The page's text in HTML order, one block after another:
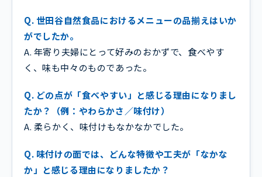
Q. 世田谷自然食品におけるメニューの品揃えはいか
がでしたか。
A. 年寄り夫婦にとって好みのおかずで、食べやす
く、味も中々のものであった。
Q. どの点が「食べやすい」と感じる理由になりまし
たか？（例：やわらかさ／味付け）
A. 柔らかく、味付けもなかなかでした。
Q. 味付けの面では、どんな特徴や工夫が「なかな
か」と感じる理由になりましたか？